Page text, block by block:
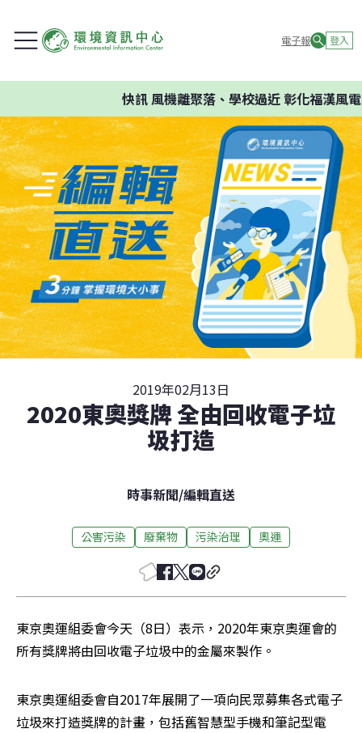
電子報 登入
快訊風機離聚落、學校過近 彰化福漢風電
2019年02月13日
2020東奧獎牌 全由回收電子垃
圾打造
時事新聞/編輯直送
公害污染 廢棄物 污染治理 奧運
東京奧運組委會今天（8日）表示，2020年東京奧運會的
所有獎牌將由回收電子垃圾中的金屬來製作。
東京奧運組委會自2017年展開了一項向民眾募集各式電子
垃圾來打造獎牌的計畫，包括舊智慧型手機和筆記型電